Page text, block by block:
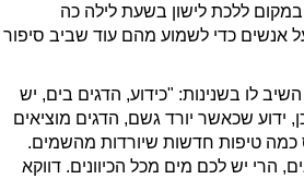
במקום ללכת לישון בשעת לילה כה
אנשים כדי לשמוע מהם עוד שביב סיפור
לו בשנינות: "כידוע, הדגים בים, יש
ידוע שכאשר יורד גשם, הדגים מוציאים
טיפות חדשות שיורדות מהשמים.
הרי יש לכם מים מכל הכיוונים. דווקא